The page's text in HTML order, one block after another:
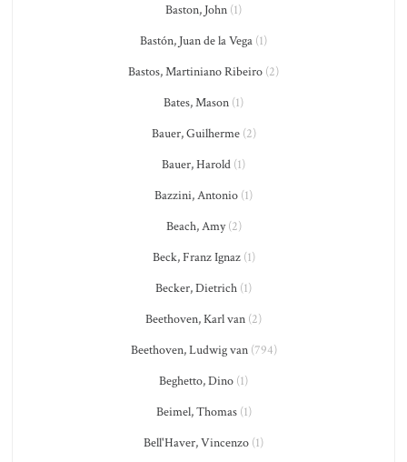
Baston, John (1)
Bastón, Juan de la Vega (1)
Bastos, Martiniano Ribeiro (2)
Bates, Mason (1)
Bauer, Guilherme(2)
Bauer, Harold (1)
Bazzini, Antonio (1)
Beach, Amy(2)
Beck, Franz Ignaz(1)
Becker, Dietrich (1)
Beethoven, Karl van (2)
Beethoven, Ludwig van(794)
Beghetto, Dino (1)
Beimel, Thomas(1)
Bell'Haver, Vincenzo (1)